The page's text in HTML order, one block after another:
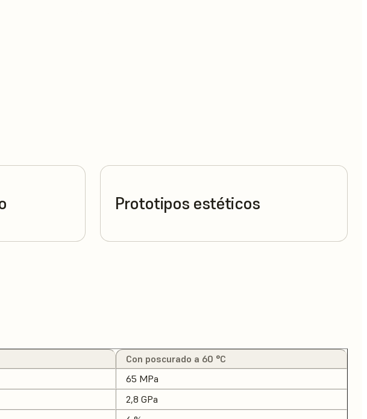
Prototipos estéticos
Con poscurado a 60 °C
65 MPa
2,8 GPa